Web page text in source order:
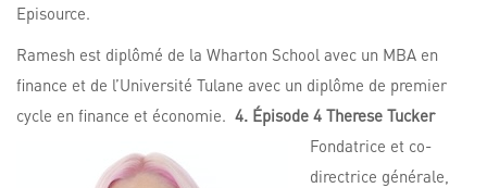
Episource.
Ramesh est diplômé de la Wharton School avec un MBA en
finance et de l’Université Tulane avec un diplôme de premier
cycle en finance et économie. 4. Épisode 4 Therese Tucker
Fondatrice et co-
directrice générale,